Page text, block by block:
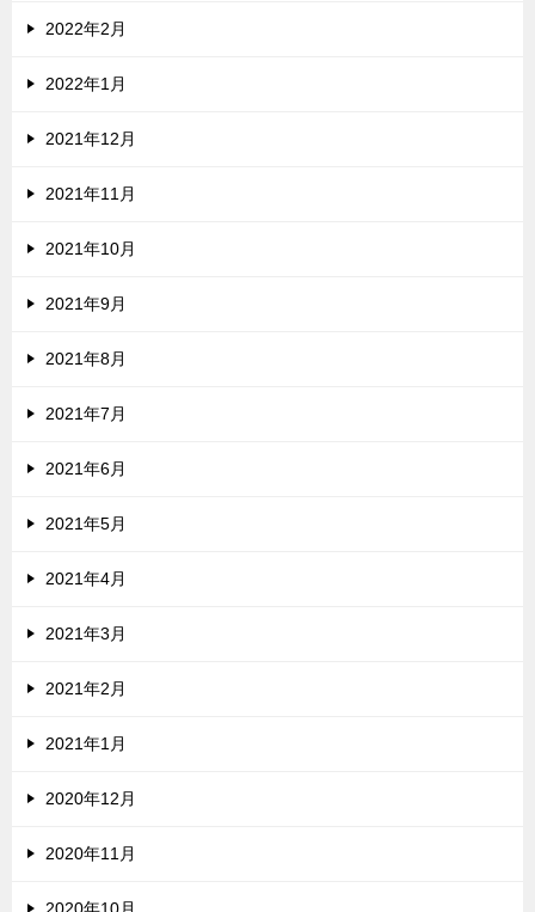
2022年2月
2022年1月
2021年12月
2021年11月
2021年10月
2021年9月
2021年8月
2021年7月
2021年6月
2021年5月
2021年4月
2021年3月
2021年2月
2021年1月
2020年12月
2020年11月